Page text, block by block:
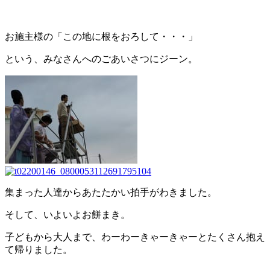
お施主様の「この地に根をおろして・・・」
という、みなさんへのごあいさつにジーン。
集まった人達からあたたかい拍手がわきました。
そして、いよいよお餅まき。
子どもから大人まで、わーわーきゃーきゃーとたくさん抱え
て帰りました。